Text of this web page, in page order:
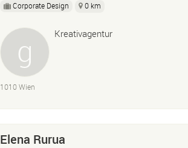
Corporate Design 0 km
Kreativagentur
1010 Wien
Elena Rurua